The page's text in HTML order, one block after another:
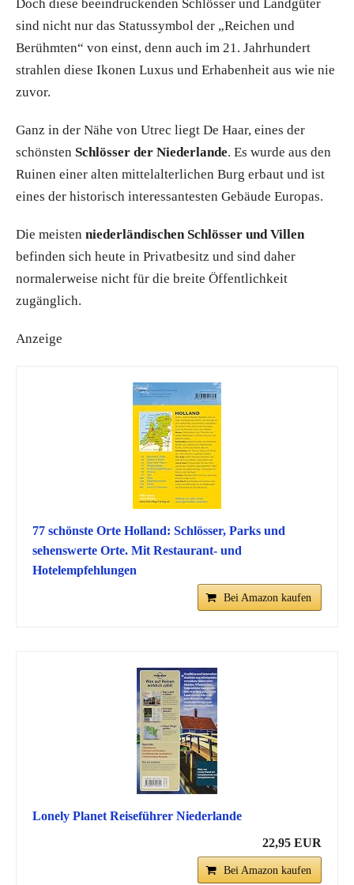
Doch diese beeindruckenden Schlösser und Landgüter
sind nicht nur das Statussymbol der „Reichen und
Berühmten“ von einst, denn auch im 21. Jahrhundert
strahlen diese Ikonen Luxus und Erhabenheit aus wie nie
zuvor.
Ganz in der Nähe von Utrec liegt De Haar, eines der
schönsten Schlösser der Niederlande. Es wurde aus den
Ruinen einer alten mittelalterlichen Burg erbaut und ist
eines der historisch interessantesten Gebäude Europas.
Die meisten niederländischen Schlösser und Villen
befinden sich heute in Privatbesitz und sind daher
normalerweise nicht für die breite Öffentlichkeit
zugänglich.
Anzeige
77 schönste Orte Holland: Schlösser, Parks und
sehenswerte Orte. Mit Restaurant- und
Hotelempfehlungen
Bei Amazon kaufen
Lonely Planet Reiseführer Niederlande
22,95 EUR
Bei Amazon kaufen